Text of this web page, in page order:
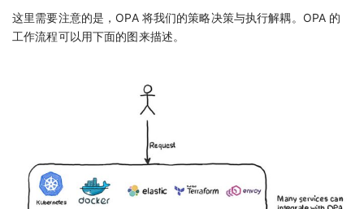
这里需要注意的是，OPA 将我们的策略决策与执行解耦。OPA 的
工作流程可以用下面的图来描述。